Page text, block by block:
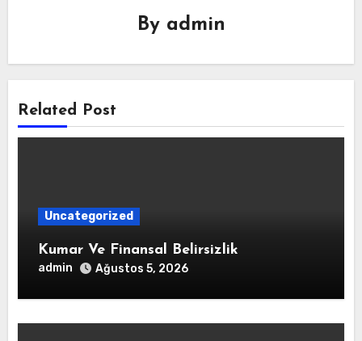
By admin
Related Post
Uncategorized
Kumar Ve Finansal Belirsizlik
admin Ağustos 5, 2026